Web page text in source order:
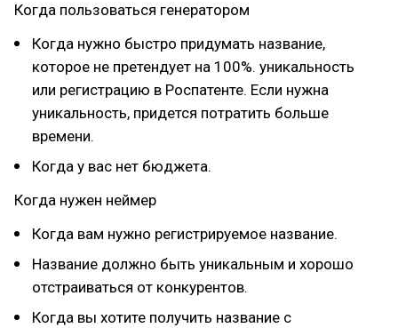
Когда пользоваться генератором
Когда нужно быстро придумать название,
которое не претендует на 100%. уникальность
или регистрацию в Роспатенте. Если нужна
уникальность, придется потратить больше
времени.
Когда у вас нет бюджета.
Когда нужен неймер
Когда вам нужно регистрируемое название.
Название должно быть уникальным и хорошо
отстраиваться от конкурентов.
Когда вы хотите получить название с